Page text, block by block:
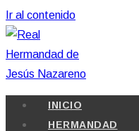
Ir al contenido
INICIO
HERMANDAD